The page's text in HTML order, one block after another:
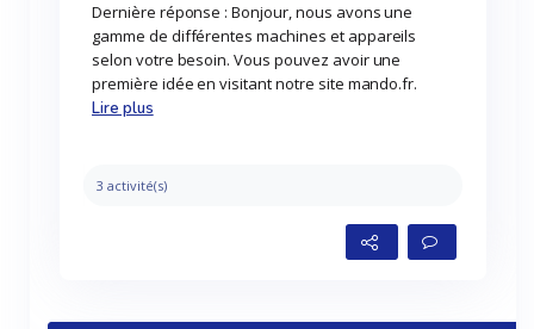
Dernière réponse : Bonjour, nous avons une
gamme de différentes machines et appareils
selon votre besoin. Vous pouvez avoir une
première idée en visitant notre site mando.fr.
Lire plus
3 activité(s)